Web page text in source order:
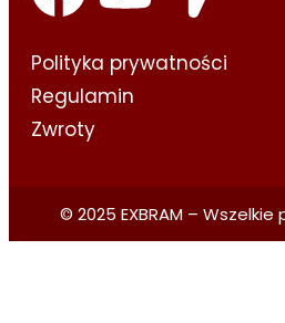
Polityka prywatności​
Regulamin
Zwroty
© 2025 EXBRAM –